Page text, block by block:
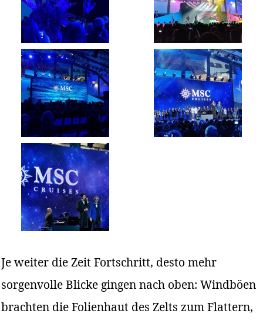
Je weiter die Zeit Fortschritt, desto mehr
sorgenvolle Blicke gingen nach oben: Windböen
brachten die Folienhaut des Zelts zum Flattern,